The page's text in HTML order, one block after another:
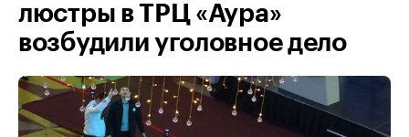
люстры в ТРЦ «Аура»
возбудили уголовное дело